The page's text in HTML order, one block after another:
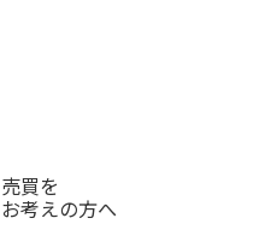
売買を
お考えの方へ